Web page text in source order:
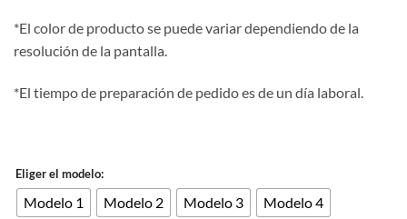
*El color de producto se puede variar dependiendo de la
resolución de la pantalla.
*El tiempo de preparación de pedido es de un día laboral.
Eliger el modelo:
Modelo 1 Modelo 2 Modelo 3
Modelo 4